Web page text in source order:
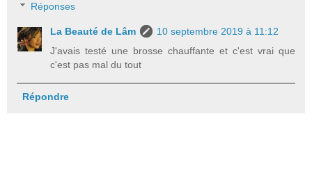
Réponses
La Beauté de Lâm
10 septembre 2019 à 11:12
J'avais testé une brosse chauffante et c'est vrai que
c'est pas mal du tout
Répondre